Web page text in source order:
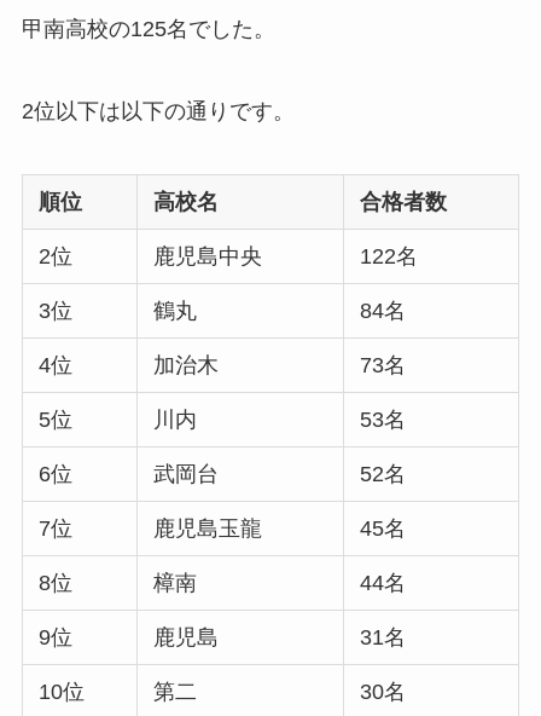
甲南高校の125名でした。
2位以下は以下の通りです。
順位 高校名 合格者数
2位 鹿児島中央 122名
3位 鶴丸 84名
4位 加治木 73名
5位 川内 53名
6位 武岡台 52名
7位 鹿児島玉龍 45名
8位 樟南 44名
9位 鹿児島 31名
10位 第二 30名